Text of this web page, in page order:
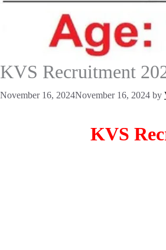
KVS Recruitment
November 16, 2024November 16, 2024 by
KVS